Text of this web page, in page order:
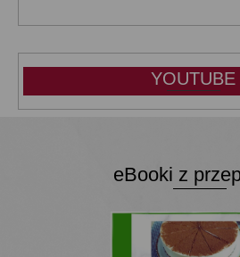
YOUTUBE
eBooki z